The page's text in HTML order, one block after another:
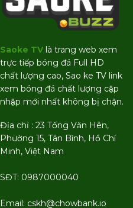
Saoke TVlà trang web xem
trực tiếp bóng đá Full HD
chất lượng cao, Sao ke TV link
xem bóng đá chất lượng cập
nhập mới nhất không bị chặn.
Địa chỉ : 23 Tống Văn Hên,
Phường 15, Tân Bình, Hồ Chí
Minh, Việt Nam
SĐT: 0987000040
Email: cskh@chowbank.io